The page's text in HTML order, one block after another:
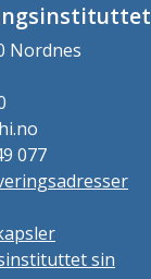
Nordnes
077
sin